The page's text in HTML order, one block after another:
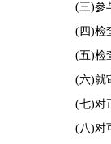
(三)参与
(四)检查
(五)检查
(六)就审
(七)对正
(八)对可